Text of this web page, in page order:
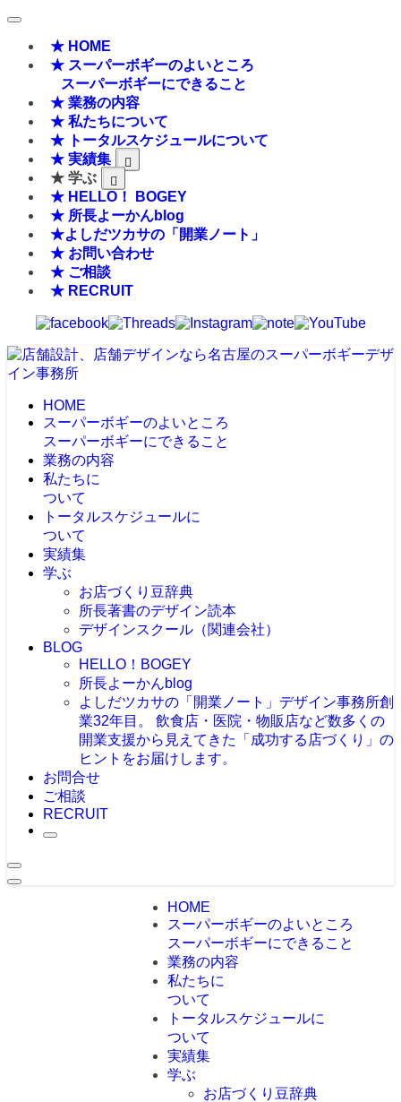
★ HOME
★ スーパーボギーのよいところ
スーパーボギーにできること
★ 業務の内容
★ 私たちについて
★ トータルスケジュールについて
★ 実績集
★ 学ぶ
★ HELLO！ BOGEY
★ 所長よーかんblog
★よしだツカサの「開業ノート」
★ お問い合わせ
★ ご相談
★ RECRUIT
HOME
スーパーボギーのよいところ
スーパーボギーにできること
業務の内容
私たちに
ついて
トータルスケジュールに
ついて
実績集
学ぶ
お店づくり豆辞典
所長著書のデザイン読本
デザインスクール（関連会社）
BLOG
HELLO！BOGEY
所長よーかんblog
よしだツカサの「開業ノート」 デザイン事務所創
業32年目。 飲食店・医院・物販店など数多くの
開業支援から見えてきた「成功する店づくり」の
ヒントをお届けします。
お問合せ
ご相談
RECRUIT
HOME
スーパーボギーのよいところ
スーパーボギーにできること
業務の内容
私たちに
ついて
トータルスケジュールに
ついて
実績集
学ぶ
お店づくり豆辞典